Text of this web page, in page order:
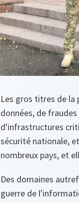
Les gros titres de la
données, de
d'infrastructures
sécurité nationale,
nombreux pays, et
Des domaines
guerre de